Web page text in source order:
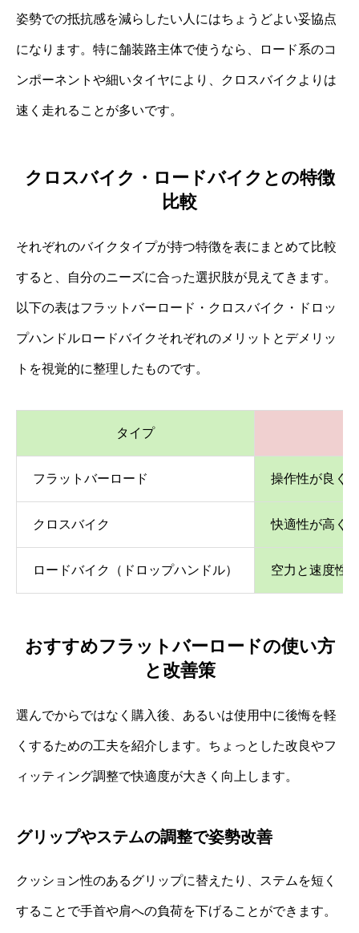
姿勢での抵抗感を減らしたい人にはちょうどよい妥協点
になります。特に舗装路主体で使うなら、ロード系のコ
ンポーネントや細いタイヤにより、クロスバイクよりは
速く走れることが多いです。
クロスバイク・ロードバイクとの特徴
比較
それぞれのバイクタイプが持つ特徴を表にまとめて比較
すると、自分のニーズに合った選択肢が見えてきます。
以下の表はフラットバーロード・クロスバイク・ドロッ
プハンドルロードバイクそれぞれのメリットとデメリッ
トを視覚的に整理したものです。
タイプ
フラットバーロード 操作性が良く
クロスバイク 快適性が高く
ロードバイク（ドロップハンドル） 空力と速度性
おすすめフラットバーロードの使い方
と改善策
選んでからではなく購入後、あるいは使用中に後悔を軽
くするための工夫を紹介します。ちょっとした改良やフ
ィッティング調整で快適度が大きく向上します。
グリップやステムの調整で姿勢改善
クッション性のあるグリップに替えたり、ステムを短く
することで手首や肩への負荷を下げることができます。